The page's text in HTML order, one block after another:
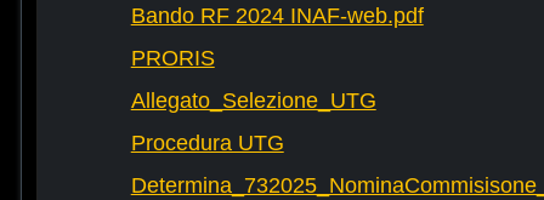
Bando RF 2024 INAF-web.pdf
PRORIS
Allegato_Selezione_UTG
Procedura UTG